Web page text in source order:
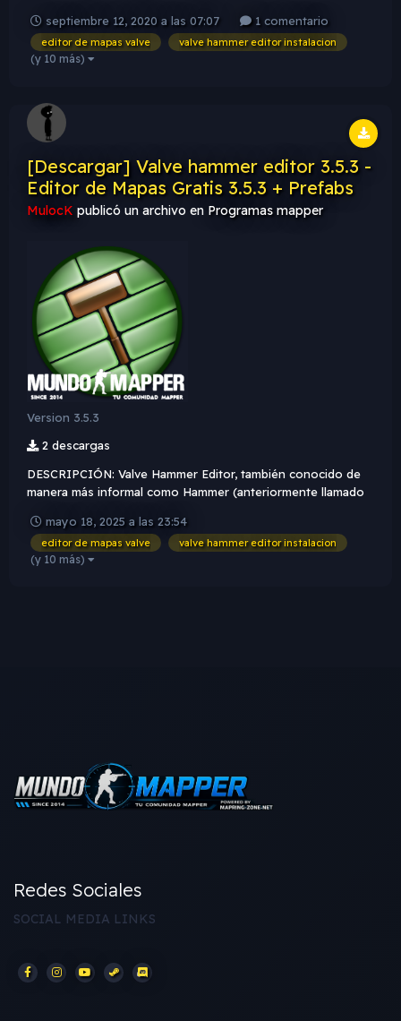
para los motores de Valve: GoldSrc, Source y Source 21. Se
incluye en todos los juegos creados con el motor Sour...
septiembre 12, 2020 a las 07:07 1 comentario
editor de mapas valve valve hammer editor instalacion
(y 10 más)
[Descargar] Valve hammer editor 3.5.3 -
Editor de Mapas Gratis 3.5.3 + Prefabs
MulocK publicó un archivo en Programas mapper
Version 3.5.3
2 descargas
DESCRIPCIÓN: Valve Hammer Editor, también conocido de
manera más informal como Hammer (anteriormente llamado
para los motores de Valve: GoldSrc, Source y Source 2. Se
incluye en todos los juegos creados con el motor Sourc...
mayo 18, 2025 a las 23:54
editor de mapas valve valve hammer editor instalacion
(y 10 más)
Redes Sociales
SOCIAL MEDIA LINKS